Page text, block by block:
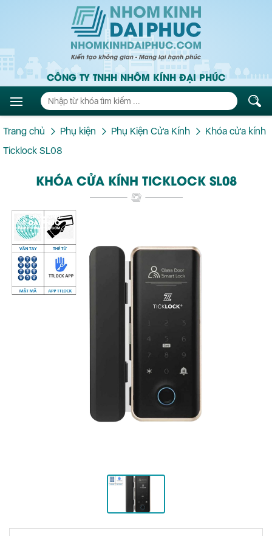
CÔNG TY TNHH NHÔM KÍNH ĐẠI PHÚC
Trang chủ Phụ kiện Phụ Kiện Cửa Kính
Khóa cửa kính
Ticklock SL08
KHÓA CỬA KÍNH TICKLOCK SL08